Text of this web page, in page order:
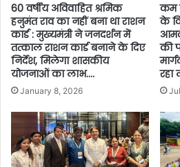
60 वर्षीय अविवाहित श्रमिक
हनुमंत राव का नहीं बना था राशन
कार्ड : मुख्यमंत्री ने जनदर्शन में
तत्काल राशन कार्ड बनाने के दिए
निर्देश, मिलेगा शासकीय
योजनाओं का लाभ….
January 8, 2026
कम
के
की
रहा